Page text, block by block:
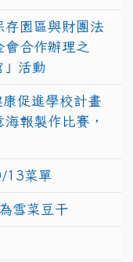
存園區與財團法
會合作辦理之
」活動
促進學校計畫
報製作比賽，
13菜單
雪菜豆干